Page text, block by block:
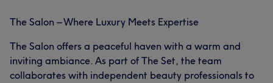
The Salon – Where Luxury Meets Expertise
The Salon offers a peaceful haven with a warm and
inviting ambiance. As part of The Set, the team
collaborates with independent beauty professionals to